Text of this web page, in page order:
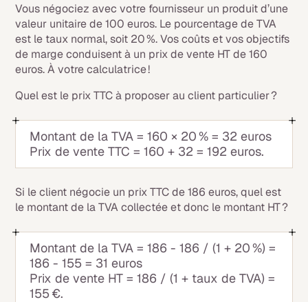
Vous négociez avec votre fournisseur un produit d’une
valeur unitaire de 100 euros. Le pourcentage de TVA
est le taux normal, soit 20 %. Vos coûts et vos objectifs
de marge conduisent à un prix de vente HT de 160
euros. À votre calculatrice !
Quel est le prix TTC à proposer au client particulier ?
Montant de la TVA = 160 × 20 % = 32 euros
Prix de vente TTC = 160 + 32 = 192 euros.
Si le client négocie un prix TTC de 186 euros, quel est
le montant de la TVA collectée et donc le montant HT ?
Montant de la TVA = 186 - 186 / (1 + 20 %) =
186 - 155 = 31 euros
Prix de vente HT = 186 / (1 + taux de TVA) =
155 €.